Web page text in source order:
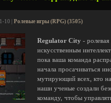
10 | Ролевые игры (RPG) (3505)
Regulator City -
искусственным
пока ваша команда
начала просачиваться
мутирующий всех, кто на
наши ученые создали
команду, чтобы